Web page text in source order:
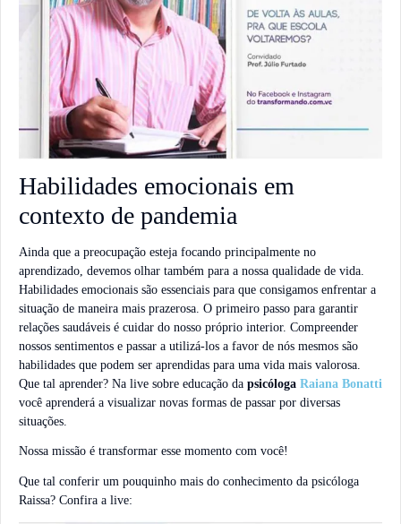
Habilidades emocionais em
contexto de pandemia
Ainda que a preocupação esteja focando principalmente no
aprendizado, devemos olhar também para a nossa qualidade de vida.
Habilidades emocionais são essenciais para que consigamos enfrentar a
situação de maneira mais prazerosa. O primeiro passo para garantir
relações saudáveis é cuidar do nosso próprio interior. Compreender
nossos sentimentos e passar a utilizá-los a favor de nós mesmos são
habilidades que podem ser aprendidas para uma vida mais valorosa.
Que tal aprender? Na live sobre educação da psicóloga Raiana Bonatti
você aprenderá a visualizar novas formas de passar por diversas
situações.
Nossa missão é transformar esse momento com você!
Que tal conferir um pouquinho mais do conhecimento da psicóloga
Raissa? Confira a live: